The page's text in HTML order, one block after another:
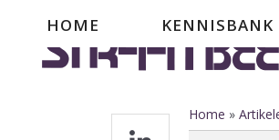
Hoofdnavigatie
HOME KENNISBANK
Kruimelpad
Home